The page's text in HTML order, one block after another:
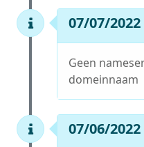
07/07/2022
Geen
domeinnaam
07/06/2022